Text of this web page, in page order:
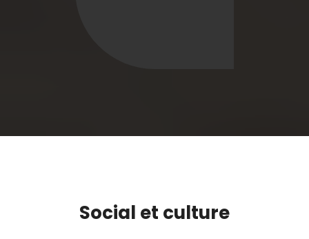
Social et culture